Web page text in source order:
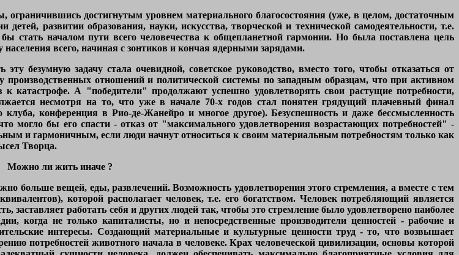
достигнутым уровнем материального благосостояния (уже, в целом, достаточным
развитии образования, науки, искусства, творческой и технической самодеятельности, т.е.
стать началом пути всего человечества к общепланетной гармонии. Но была поставлена цель
всего, начиная с зонтиков и кончая ядерными зарядами.
безумную задачу стала очевидной, советское руководство, вместо того, чтобы отказаться от
производственных отношений и политической системы по западным образцам, что при активном
катастрофе. А "победители" продолжают успешно удовлетворять свои растущие потребности,
несмотря на то, что уже в начале 70-х годов стал понятен грядущий плачевный финал
конференция в Рио-де-Жанейро и многое другое). Безуспешность и даже бессмысленность
бы его спасти - отказ от "максимального удовлетворения возрастающих потребностей" -
и гармоничным, если люди начнут относиться к своим материальным потребностям только как
Творца.
Можно ли жить иначе ?
больше вещей, еды, развлечений. Возможность удовлетворения этого стремления, а вместе с тем
которой располагает человек, т.е. его богатством. Человек потребляющий является
заставляет работать себя и других людей так, чтобы это стремление было удовлетворено наиболее
когда не только капиталисты, но и непосредственные производители ценностей - рабочие и
интересы. Создающий материальные и культурные ценности труд - то, что возвышает
потребностей животного начала в человеке. Крах человеческой цивилизации, основы которой